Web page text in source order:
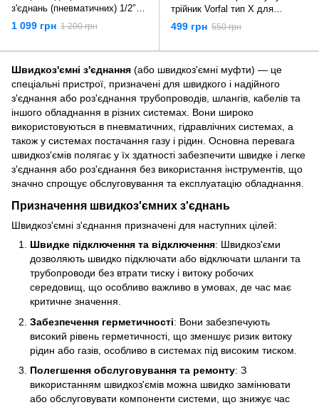
з'єднань (пневматичних) 1/2″ /
1/4″ / 1/8″ (4-16 мм) 72 од.
Vorfal V09080
1 099 грн 1 200 грн
трійник Vorfal тип X для
компресора (тато-мама-мама-
мама) V01171
499 грн 550 грн
Швидкоз'ємні з'єднання (або швидкоз'ємні муфти) — це
спеціальні пристрої, призначені для швидкого і надійного
з'єднання або роз'єднання трубопроводів, шлангів, кабелів та
іншого обладнання в різних системах. Вони широко
використовуються в пневматичних, гідравлічних системах, а
також у системах постачання газу і рідин. Основна перевага
швидкоз'ємів полягає у їх здатності забезпечити швидке і легке
з'єднання або роз'єднання без використання інструментів, що
значно спрощує обслуговування та експлуатацію обладнання.
Призначення швидкоз'ємних з'єднань
Швидкоз'ємні з'єднання призначені для наступних цілей:
Швидке підключення та відключення: Швидкоз'єми
дозволяють швидко підключати або відключати шланги та
трубопроводи без втрати тиску і витоку робочих
середовищ, що особливо важливо в умовах, де час має
критичне значення.
Забезпечення герметичності: Вони забезпечують
високий рівень герметичності, що зменшує ризик витоку
рідин або газів, особливо в системах під високим тиском.
Полегшення обслуговування та ремонту: З
використанням швидкоз'ємів можна швидко замінювати
або обслуговувати компоненти системи, що знижує час